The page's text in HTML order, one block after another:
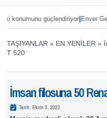
güçlendiriyor|Enver
TAŞIYANLAR » EN YENİLER »
T 520
İmsan filosuna 50
Tarih: Ekim 3, 2023